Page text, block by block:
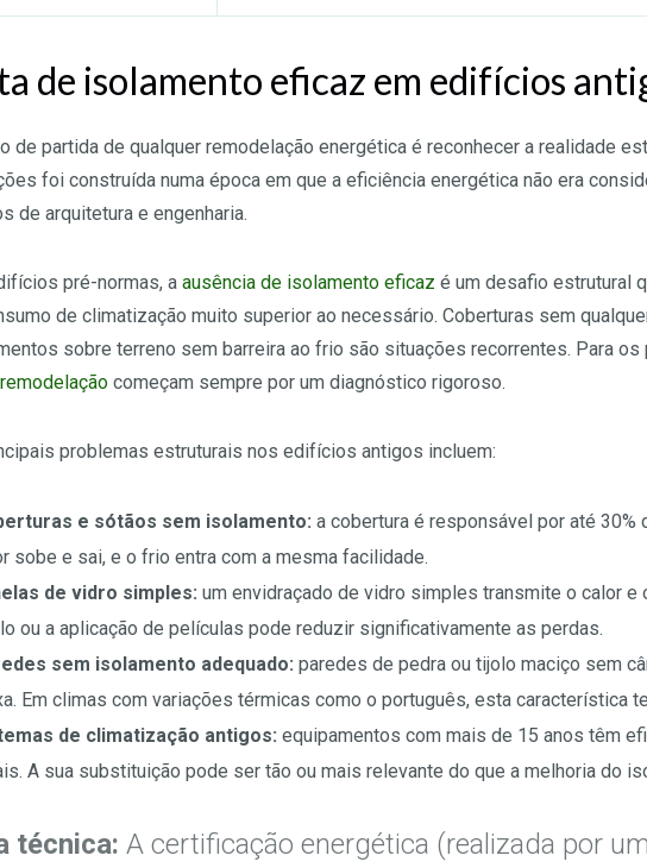
de isolamento eficaz em edifícios
de partida de qualquer remodelação energética é reconhecer a realidade
foi construída numa época em que a eficiência energética não era
de arquitetura e engenharia.
pré-normas, a ausência de isolamento eficaz é um desafio estrutural
de climatização muito superior ao necessário. Coberturas sem
sobre terreno sem barreira ao frio são situações recorrentes. Para
começam sempre por um diagnóstico rigoroso.
problemas estruturais nos edifícios antigos incluem:
e sótãos sem isolamento: a cobertura é responsável por até
sobe e sai, e o frio entra com a mesma facilidade.
de vidro simples: um envidraçado de vidro simples transmite o calor
ou a aplicação de películas pode reduzir significativamente as perdas.
sem isolamento adequado: paredes de pedra ou tijolo maciço sem
Em climas com variações térmicas como o português, esta característica
de climatização antigos: equipamentos com mais de 15 anos têm
A sua substituição pode ser tão ou mais relevante do que a melhoria do
técnica: A certificação energética (realizada por